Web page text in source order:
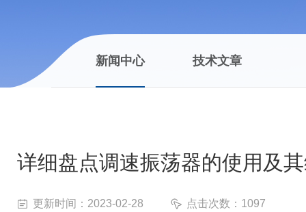
新闻中心 技术文章
详细盘点调速振荡器的使用及
更新时间：2023-02-28 点击次数：1097